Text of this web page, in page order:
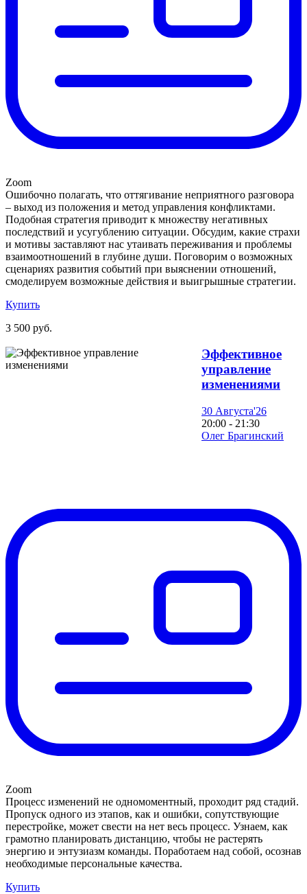
Zoom
Ошибочно полагать, что оттягивание неприятного разговора
– выход из положения и метод управления конфликтами.
Подобная стратегия приводит к множеству негативных
последствий и усугублению ситуации. Обсудим, какие страхи
и мотивы заставляют нас утаивать переживания и проблемы
взаимоотношений в глубине души. Поговорим о возможных
сценариях развития событий при выяснении отношений,
смоделируем возможные действия и выигрышные стратегии.
Купить
3 500 руб.
Эффективное
управление
изменениями
30 Августа'26
20:00 - 21:30
Олег Брагинский
Zoom
Процесс изменений не одномоментный, проходит ряд стадий.
Пропуск одного из этапов, как и ошибки, сопутствующие
перестройке, может свести на нет весь процесс. Узнаем, как
грамотно планировать дистанцию, чтобы не растерять
энергию и энтузиазм команды. Поработаем над собой, осознав
необходимые персональные качества.
Купить